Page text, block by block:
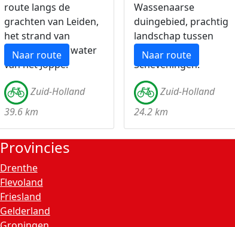
route langs de
grachten van Leiden,
het strand van
Katwijk en het water
van het Joppe.
Naar route
Zuid-Holland
39.6 km
Wassenaarse
duingebied, prachtig
landschap tussen
Katwijk en
Scheveningen.
Naar route
Zuid-Holland
24.2 km
Provincies
Drenthe
Flevoland
Friesland
Gelderland